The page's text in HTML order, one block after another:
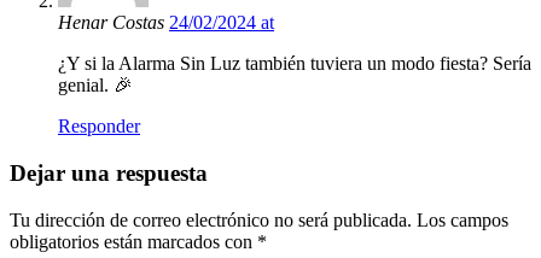
Henar Costas 24/02/2024 at
¿Y si la Alarma Sin Luz también tuviera un modo fiesta? Sería
genial. 🎉
Responder
Dejar una respuesta
Tu dirección de correo electrónico no será publicada. Los campos
obligatorios están marcados con *